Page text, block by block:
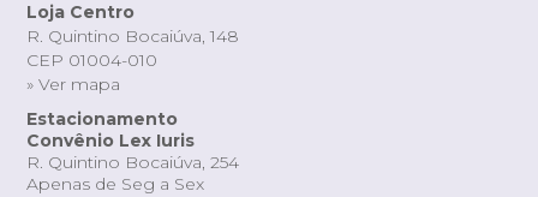
Loja Centro
R. Quintino Bocaiúva, 148
CEP 01004-010
» Ver mapa
Estacionamento
Convênio Lex Iuris
R. Quintino Bocaiúva, 254
Apenas de Seg a Sex